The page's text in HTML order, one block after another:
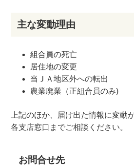
主な変動理由
組合員の死亡
居住地の変更
当ＪＡ地区外への転出
農業廃業（正組合員のみ)
上記のほか、届け出た情報に変動
各支店窓口までご相談ください。
お問合せ先